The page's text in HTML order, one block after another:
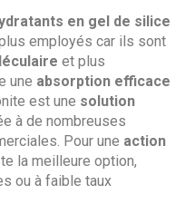
en gel de silice
employés car ils sont
et plus
une absorption efficace
est une solution
à de nombreuses
Pour une action
la meilleure option,
ou à faible taux